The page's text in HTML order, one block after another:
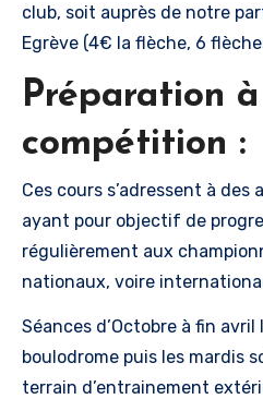
club, soit auprès de notre
Egrève (4€ la flèche, 6
Préparation
compétition :
Ces cours s’adressent à
ayant pour objectif de
régulièrement aux
nationaux, voire
Séances d’Octobre à fin
boulodrome puis les mardis
terrain d’entrainement